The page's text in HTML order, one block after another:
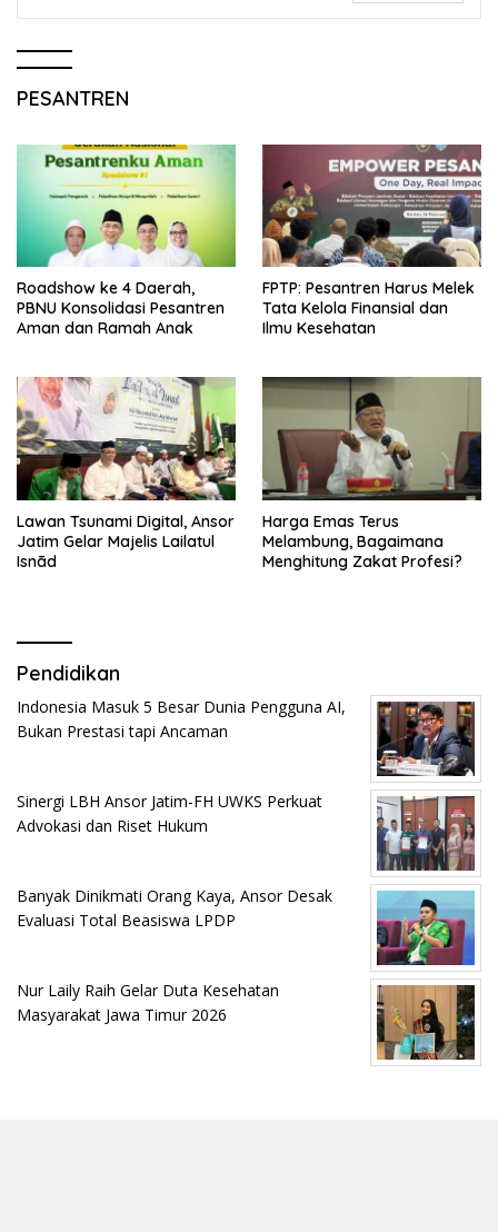
PESANTREN
Roadshow ke 4 Daerah,
PBNU Konsolidasi Pesantren
Aman dan Ramah Anak
FPTP: Pesantren Harus Melek
Tata Kelola Finansial dan
Ilmu Kesehatan
Lawan Tsunami Digital, Ansor
Jatim Gelar Majelis Lailatul
Isnād
Harga Emas Terus
Melambung, Bagaimana
Menghitung Zakat Profesi?
Pendidikan
Indonesia Masuk 5 Besar Dunia Pengguna AI,
Bukan Prestasi tapi Ancaman
Sinergi LBH Ansor Jatim-FH UWKS Perkuat
Advokasi dan Riset Hukum
Banyak Dinikmati Orang Kaya, Ansor Desak
Evaluasi Total Beasiswa LPDP
Nur Laily Raih Gelar Duta Kesehatan
Masyarakat Jawa Timur 2026